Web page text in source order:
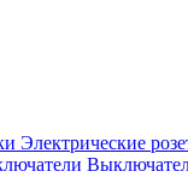
Электрические